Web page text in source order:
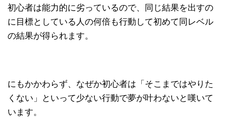
初心者は能力的に劣っているので、同じ結果を出すの
に目標としている人の何倍も行動して初めて同レベル
の結果が得られます。
にもかかわらず、なぜか初心者は「そこまではやりた
くない」といって少ない行動で夢が叶わないと嘆いて
います。